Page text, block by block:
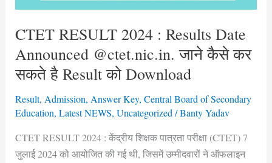
CTET RESULT 2024 : Results Date
Announced @ctet.nic.in. जाने कैसे कर
सकते है Result को Download
Result, Admission, Answer Key, Central Board of Secondary
Education, Latest NEWS, Uncategorized/Banty Yadav
CTET RESULT 2024 : केंद्रीय शिक्षक पात्रता परीक्षा (CTET) 7
जुलाई 2024 को आयोजित की गई थी, जिसमें उम्मीदवारों ने ऑफलाइन
जाने
कैसे
सकते
है
Result
को